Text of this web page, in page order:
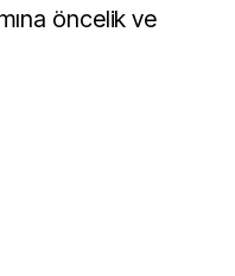
öncelik ve